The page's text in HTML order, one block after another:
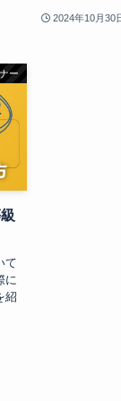
2024年10月30
ー
て
に
紹